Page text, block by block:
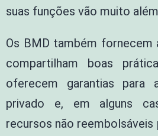
suas funções vão muito
Os BMD também fornecem
compartilham boas
oferecem garantias para
privado e, em alguns
recursos não reembolsáveis